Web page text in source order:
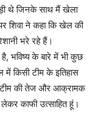
थे जिनके साथ मैं खेला
शिवा ने कहा कि खेल की
भरे रहे हैं।
है, भविष्य के बारे में भी कुछ
में किसी टीम के इतिहास
टीम की तेज और आक्रामक
काफी उत्साहित हूं।